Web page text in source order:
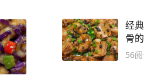
经
骨
56